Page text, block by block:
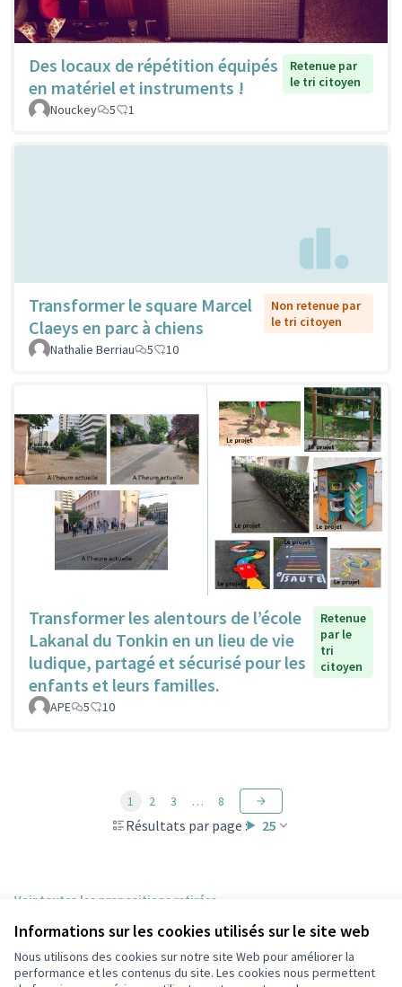
Informations sur les cookies utilisés sur le site web
Nous utilisons des cookies sur notre site Web pour améliorer la
performance et les contenus du site. Les cookies nous permettent
Des locaux de répétition équipés
en matériel et instruments !
Retenue par
le tri citoyen
Nouckey
5 1
Transformer le square Marcel
Claeys en parc à chiens
Non retenue par
le tri citoyen
Nathalie Berriau
5 10
Transformer les alentours de l’école
Lakanal du Tonkin en un lieu de vie
ludique, partagé et sécurisé pour les
enfants et leurs familles.
Retenue
par le
tri
citoyen
APE 5 10
Résultats par page : 25
1 2 3 … 8
Voir toutes les propositions retirées
Conditions d'utilisation
Paramètres des cookies